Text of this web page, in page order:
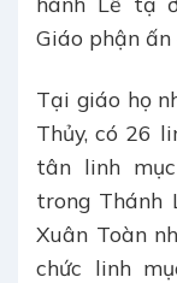
Giáo phận ấn
Tại giáo họ
Thủy, có 26
tân linh mục
trong Thánh
Xuân Toàn
chức linh